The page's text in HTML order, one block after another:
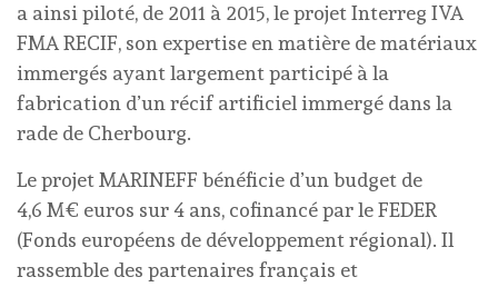
a ainsi piloté, de 2011 à 2015, le projet Interreg IVA
FMA RECIF, son expertise en matière de matériaux
immergés ayant largement participé à la
fabrication d’un récif artificiel immergé dans la
rade de Cherbourg.
Le projet MARINEFF bénéficie d’un budget de
4,6 M€ euros sur 4 ans, cofinancé par le FEDER
(Fonds européens de développement régional). Il
rassemble des partenaires français et